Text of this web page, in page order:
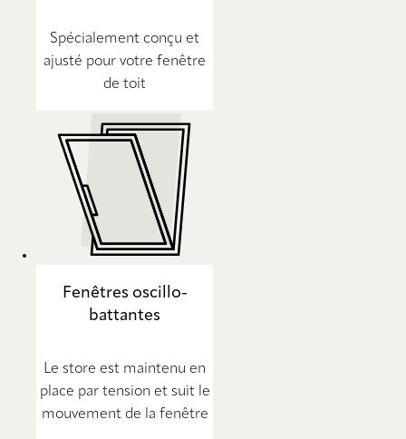
Spécialement conçu et
ajusté pour votre fenêtre
de toit
Fenêtres oscillo-
battantes
Le store est maintenu en
place par tension et suit le
mouvement de la fenêtre